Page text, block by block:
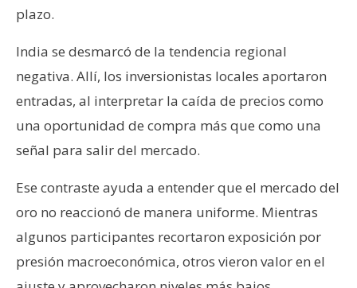
plazo.
India se desmarcó de la tendencia regional
negativa. Allí, los inversionistas locales aportaron
entradas, al interpretar la caída de precios como
una oportunidad de compra más que como una
señal para salir del mercado.
Ese contraste ayuda a entender que el mercado del
oro no reaccionó de manera uniforme. Mientras
algunos participantes recortaron exposición por
presión macroeconómica, otros vieron valor en el